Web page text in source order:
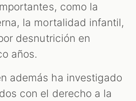
como la
la mortalidad infantil,
desnutrición en
años.
además ha investigado
con el derecho a la